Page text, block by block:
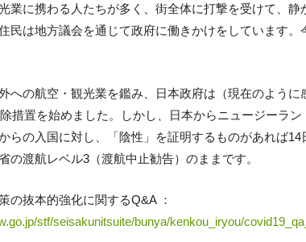
業に携わる人たちが多く、街全体に打撃を受けて、
民は地方議会を通じて政府に働きかけをしています
への航空・観光業を鑑み、日本政府は（現在のよう
措置を始めました。しかし、日本からニュージーラン
らの入国に対し、「陰性」を証明するものがあれば
の渡航レベル3（渡航中止勧告）のままです。
の抜本的強化に関するQ&A ：
stf/seisakunitsuite/bunya/kenkou_iryou/